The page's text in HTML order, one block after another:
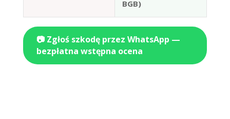
BGB)
📷 Zgłoś szkodę przez WhatsApp —
bezpłatna wstępna ocena